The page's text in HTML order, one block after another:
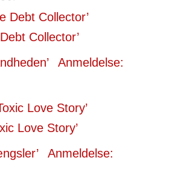
Collector’
Anmeldelse:
Love Story’
Anmeldelse: